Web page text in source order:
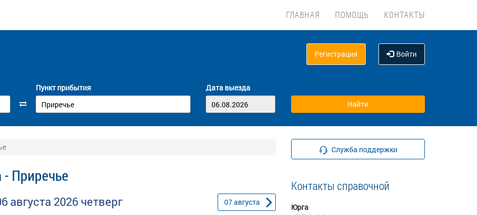
ГЛАВНАЯ ПОМОЩЬ КОНТАКТЫ
Регистрация Войти
Пункт прибытия Дата выезда
- Приречье
августа 2026 четверг 07августа
Служба поддержки
Контакты справочной
Юрга